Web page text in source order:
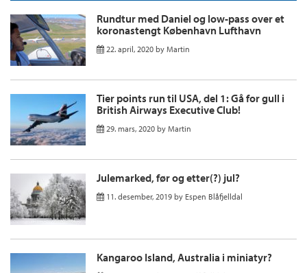
Rundtur med Daniel og low-pass over et
koronastengt København Lufthavn
22. april, 2020 by Martin
Tier points run til USA, del 1: Gå for gull i
British Airways Executive Club!
29. mars, 2020 by Martin
Julemarked, før og etter(?) jul?
11. desember, 2019 by Espen Blåfjelldal
Kangaroo Island, Australia i miniatyr?